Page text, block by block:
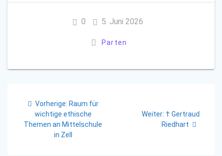
0 5. Juni 2026
Parten
Vorherige: Vorheriger
Beitrag:
Raum für
wichtige ethische
Themen an Mittelschule
in Zell
Weiter: Nächster
Beitrag:
† Gertraud
Riedhart